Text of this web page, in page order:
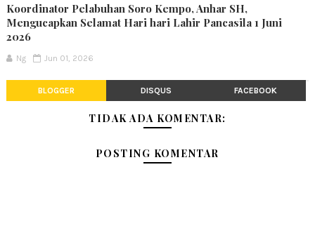
Koordinator Pelabuhan Soro Kempo, Anhar SH,
Mengucapkan Selamat Hari hari Lahir Pancasila 1 Juni
2026
Ng Jun 01, 2026
BLOGGER DISQUS FACEBOOK
TIDAK ADA KOMENTAR:
POSTING KOMENTAR